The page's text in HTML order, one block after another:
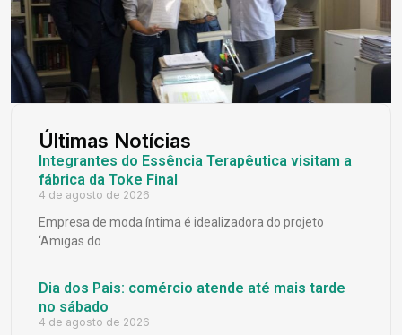
Últimas Notícias
Integrantes do Essência Terapêutica visitam a
fábrica da Toke Final
4 de agosto de 2026
Empresa de moda íntima é idealizadora do projeto
‘Amigas do
Dia dos Pais: comércio atende até mais tarde
no sábado
4 de agosto de 2026